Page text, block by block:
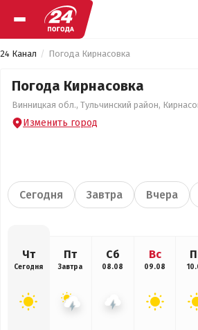
24 Канал Погода Кирнасовка
Погода Кирнасовка
Винницкая обл., Тульчинский район,
Изменить город
Сегодня Завтра Вчера
Чт
Сегодня
Пт
Завтра
Сб
08.08
Вс
09.08